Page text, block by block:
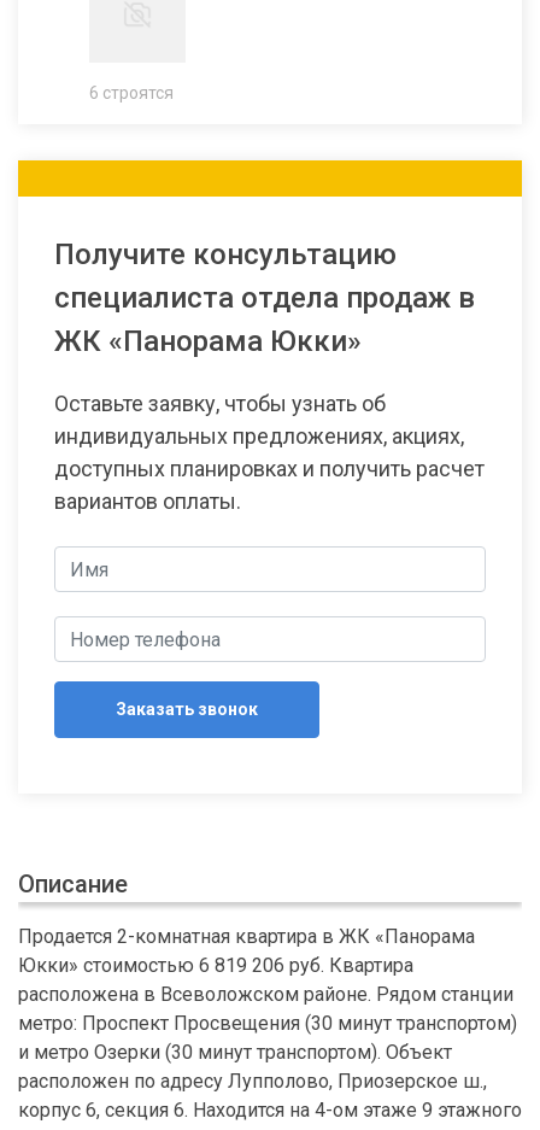
6 строятся
Получите консультацию
специалиста отдела продаж в
ЖК «Панорама Юкки»
Оставьте заявку, чтобы узнать об
индивидуальных предложениях, акциях,
доступных планировках и получить расчет
вариантов оплаты.
Заказать звонок
Описание
Продается 2-комнатная квартира в ЖК «Панорама
Юкки» стоимостью 6 819 206 руб. Квартира
расположена в Всеволожском районе. Рядом станции
метро: Проспект Просвещения (30 минут транспортом)
и метро Озерки (30 минут транспортом). Объект
расположен по адресу Лупполово, Приозерское ш.,
корпус 6, секция 6. Находится на 4-ом этаже 9 этажного